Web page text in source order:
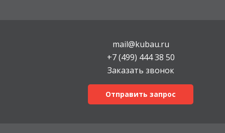
mail@kubau.ru
+7 (499) 444 38 50
Заказать звонок
Отправить запрос